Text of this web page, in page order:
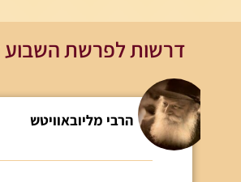
דרשות לפרשת השבוע
הרבי מליובאוויטש